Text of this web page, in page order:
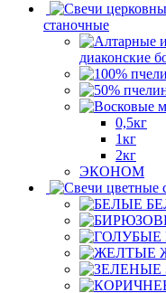
станочные
диаконские
0,5кг
1кг
2кг
ЭКОНОМ